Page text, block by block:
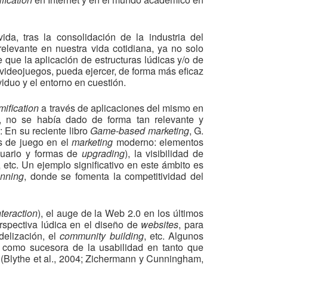
tras la consolidación de la industria del
en nuestra vida cotidiana, ya no solo
la aplicación de estructuras lúdicas y/o de
pueda ejercer, de forma más eficaz
y el entorno en cuestión.
a través de aplicaciones del mismo en
se había dado de forma tan relevante y
: En su reciente libro Game-based marketing, G.
de juego en elmarketing moderno: elementos
y formas de upgrading), la visibilidad de
etc. Un ejemplo significativo en este ámbito es
, donde se fomenta la competitividad del
), el auge de la Web 2.0 en los últimos
lúdica en el diseño de websites, para
el community building, etc. Algunos
sucesora de la usabilidad en tanto que
et al., 2004; Zichermann y Cunningham,